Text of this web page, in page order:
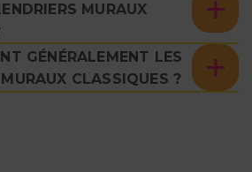
MURAUX
GÉNÉRALEMENT LES
CLASSIQUES ?